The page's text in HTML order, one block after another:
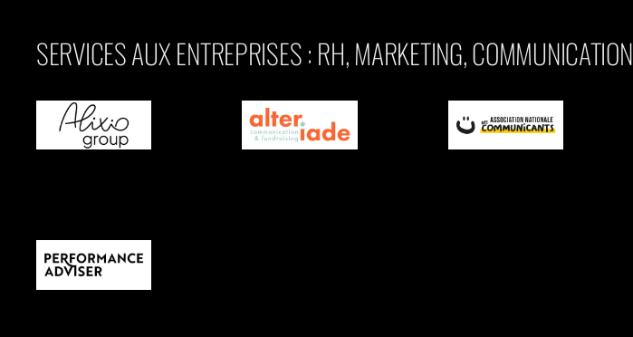
SERVICES AUX ENTREPRISES : RH, MARKETING, COMMUNICATION